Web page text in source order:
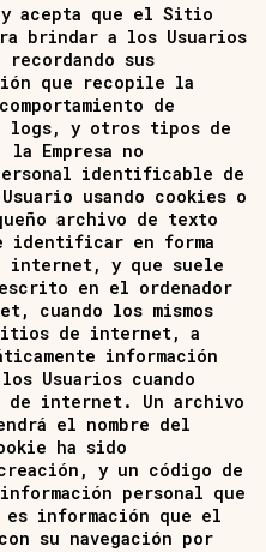
acepta que el Sitio
brindar a los Usuarios
sus
que recopile la
de
logs, y otros tipos de
Empresa no
identificable de
usando cookies o
archivo de texto
identificar en forma
internet, y que suele
en el ordenador
cuando los mismos
de internet, a
información
Usuarios cuando
de internet. Un archivo
el nombre del
ha sido
y un código de
personal que
es información que el
su navegación por